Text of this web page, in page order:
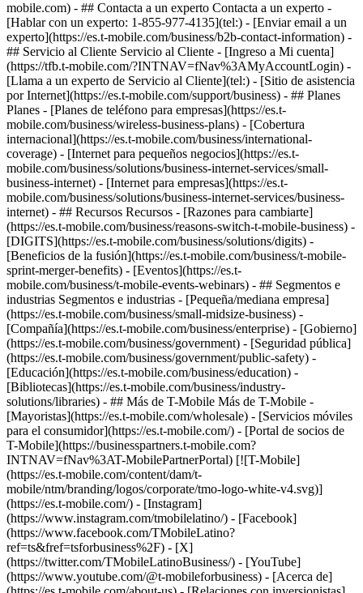
- ## Contacta a un experto Contacta a un experto -
[Hablar con un experto: 1-855-977-4135](tel:) - [Enviar email a un
experto](https://es.t-mobile.com/business/b2b-contact-information) -
## Servicio al Cliente Servicio al Cliente - [Ingreso a Mi cuenta]
(https://tfb.t-mobile.com/?INTNAV=fNav%3AMyAccountLogin) -
[Llama a un experto de Servicio al Cliente](tel:) - [Sitio de asistencia
por Internet](https://es.t-mobile.com/support/business) - ## Planes
Planes - [Planes de teléfono para empresas](https://es.t-
mobile.com/business/wireless-business-plans) - [Cobertura
internacional](https://es.t-mobile.com/business/international-
coverage) - [Internet para pequeños negocios](https://es.t-
mobile.com/business/solutions/business-internet-services/small-
business-internet) - [Internet para empresas](https://es.t-
mobile.com/business/solutions/business-internet-services/business-
internet) - ## Recursos Recursos - [Razones para cambiarte]
(https://es.t-mobile.com/business/reasons-switch-t-mobile-business) -
[DIGITS](https://es.t-mobile.com/business/solutions/digits) -
[Beneficios de la fusión](https://es.t-mobile.com/business/t-mobile-
sprint-merger-benefits) - [Eventos](https://es.t-
mobile.com/business/t-mobile-events-webinars) - ## Segmentos e
industrias Segmentos e industrias - [Pequeña/mediana empresa]
(https://es.t-mobile.com/business/small-midsize-business) -
[Compañía](https://es.t-mobile.com/business/enterprise) - [Gobierno]
(https://es.t-mobile.com/business/government) - [Seguridad pública]
(https://es.t-mobile.com/business/government/public-safety) -
[Educación](https://es.t-mobile.com/business/education) -
[Bibliotecas](https://es.t-mobile.com/business/industry-
solutions/libraries) - ## Más de T-Mobile Más de T-Mobile -
[Mayoristas](https://es.t-mobile.com/wholesale) - [Servicios móviles
para el consumidor](https://es.t-mobile.com/) - [Portal de socios de
T-Mobile](https://businesspartners.t-mobile.com?
INTNAV=fNav%3AT-MobilePartnerPortal) [![T-Mobile]
(https://es.t-mobile.com/content/dam/t-
mobile/ntm/branding/logos/corporate/tmo-logo-white-v4.svg)]
(https://es.t-mobile.com/) - [Instagram]
(https://www.instagram.com/tmobilelatino/) - [Facebook]
(https://www.facebook.com/TMobileLatino?
ref=ts&fref=tsforbusiness%2F) - [X]
(https://twitter.com/TMobileLatinoBusiness/) - [YouTube]
(https://www.youtube.com/@t-mobileforbusiness) - [Acerca de]